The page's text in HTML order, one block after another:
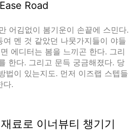
Ease Road
어김없이 봄기운이 손끝에 스민다.
멘 것 같았던 나뭇가지들이 야들
에디터는 봄을 느끼곤 한다. 그리
한다. 그리고 문득 궁금해졌다. 당
법이 있는지도. 먼저 이즈랩 스텝들
다.
료로 이너뷰티 챙기기